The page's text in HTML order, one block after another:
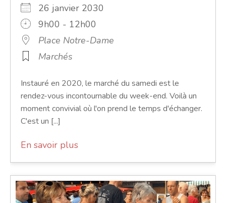
26 janvier 2030
9h00 - 12h00
Place Notre-Dame
Marchés
Instauré en 2020, le marché du samedi est le
rendez-vous incontournable du week-end. Voilà un
moment convivial où l'on prend le temps d'échanger.
C'est un [...]
En savoir plus